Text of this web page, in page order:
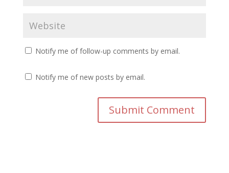
Notify me of follow-up comments by email.
Notify me of new posts by email.